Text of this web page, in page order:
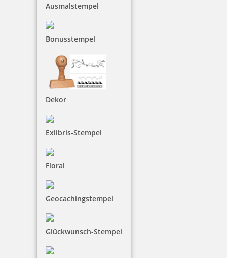
Ausmalstempel
Bonusstempel
Dekor
Exlibris-Stempel
Floral
Geocachingstempel
Glückwunsch-Stempel